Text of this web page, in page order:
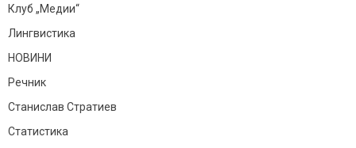
Клуб „Медии“
Лингвистика
НОВИНИ
Речник
Станислав Стратиев
Статистика